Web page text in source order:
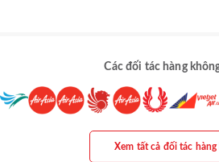
Các đối tác hàng
Xem tất cả đối tác hàng